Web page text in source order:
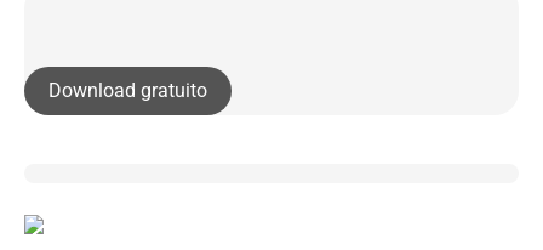
Download gratuito